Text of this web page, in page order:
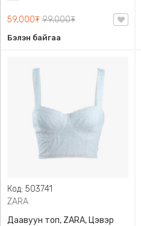
59,000₮ 99,000₮
Бэлэн байгаа
Код: 503741
ZARA
Даавуун топ, ZARA, Цэвэр